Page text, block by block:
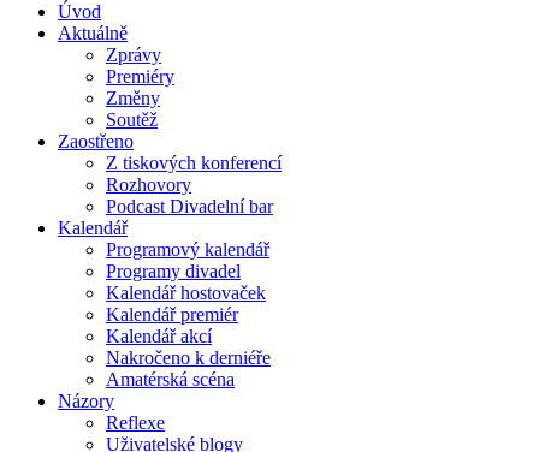
Úvod
Aktuálně
Zprávy
Premiéry
Změny
Soutěž
Zaostřeno
Z tiskových konferencí
Rozhovory
Podcast Divadelní bar
Kalendář
Programový kalendář
Programy divadel
Kalendář hostovaček
Kalendář premiér
Kalendář akcí
Nakročeno k derniéře
Amatérská scéna
Názory
Reflexe
Uživatelské blogy